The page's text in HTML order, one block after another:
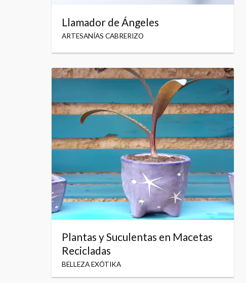
Llamador de Ángeles
ARTESANÍAS CABRERIZO
Plantas y Suculentas en Macetas
Recicladas
BELLEZA EXÓTIKA